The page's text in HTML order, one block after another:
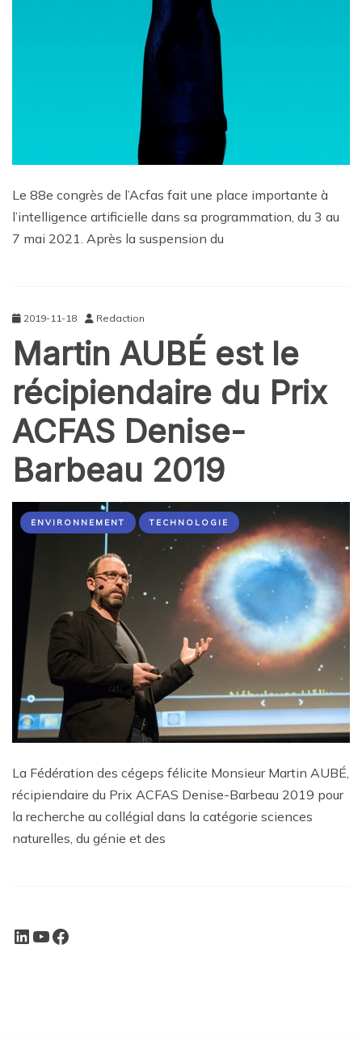
Le 88e congrès de l’Acfas fait une place importante à
l’intelligence artificielle dans sa programmation, du 3 au
7 mai 2021. Après la suspension du
2019-11-18 Redaction
Martin AUBÉ est le
récipiendaire du Prix
ACFAS Denise-
Barbeau 2019
ENVIRONNEMENT TECHNOLOGIE
La Fédération des cégeps félicite Monsieur Martin AUBÉ,
récipiendaire du Prix ACFAS Denise-Barbeau 2019 pour
la recherche au collégial dans la catégorie sciences
naturelles, du génie et des